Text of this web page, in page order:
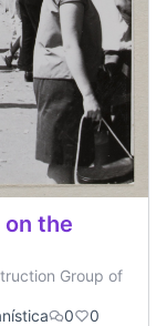
the
Group of
0 0